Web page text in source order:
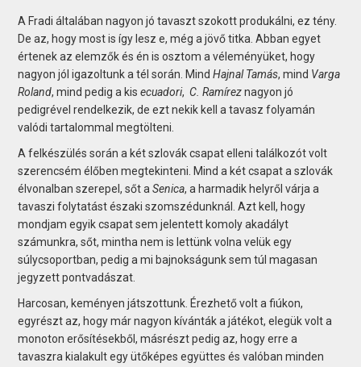
A Fradi általában nagyon jó tavaszt szokott produkálni, ez tény.
De az, hogy most is így lesz e, még a jövő titka. Abban egyet
értenek az elemzők és én is osztom a véleményüket, hogy
nagyon jól igazoltunk a tél során. MindHajnal Tamás, mind Varga
Roland, mind pedig a kisecuadori, C. Ramíreznagyon jó
pedigrével rendelkezik, de ezt nekik kell a tavasz folyamán
valódi tartalommal megtölteni.
A felkészülés során a két szlovák csapat elleni találkozót volt
szerencsém élőben megtekinteni. Mind a két csapat a szlovák
élvonalban szerepel, sőt aSenica, a harmadik helyről várja a
tavaszi folytatást északi szomszédunknál. Azt kell, hogy
mondjam egyik csapat sem jelentett komoly akadályt
számunkra, sőt, mintha nem is lettünk volna velük egy
súlycsoportban, pedig a mi bajnokságunk sem túl magasan
jegyzett pontvadászat.
Harcosan, keményen játszottunk. Érezhető volt a fiúkon,
egyrészt az, hogy már nagyon kívánták a játékot, elegük volt a
monoton erősítésekből, másrészt pedig az, hogy erre a
tavaszra kialakult egy ütőképes együttes és valóban minden